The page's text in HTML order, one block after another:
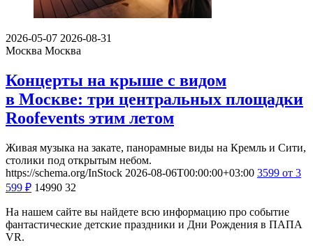
2026-05-07 2026-08-31
Москва Москва
Концерты на крыше с видом
в Москве: три центральных площадки
Roofevents этим летом
Живая музыка на закате, панорамные виды на Кремль и Сити,
столики под открытым небом.
https://schema.org/InStock 2026-08-06T00:00:00+03:00 3599 от 3
599 ₽ 14990 32
На нашем сайте вы найдете всю информацию про событие
фантастические детские праздники и Дни Рождения в ПАПА
VR.